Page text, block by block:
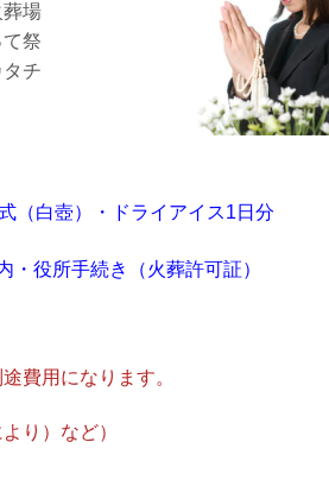
場
祭
チ
（白壺）・ドライアイス1日分
・役所手続き（火葬許可証）
費用になります。
り）など）